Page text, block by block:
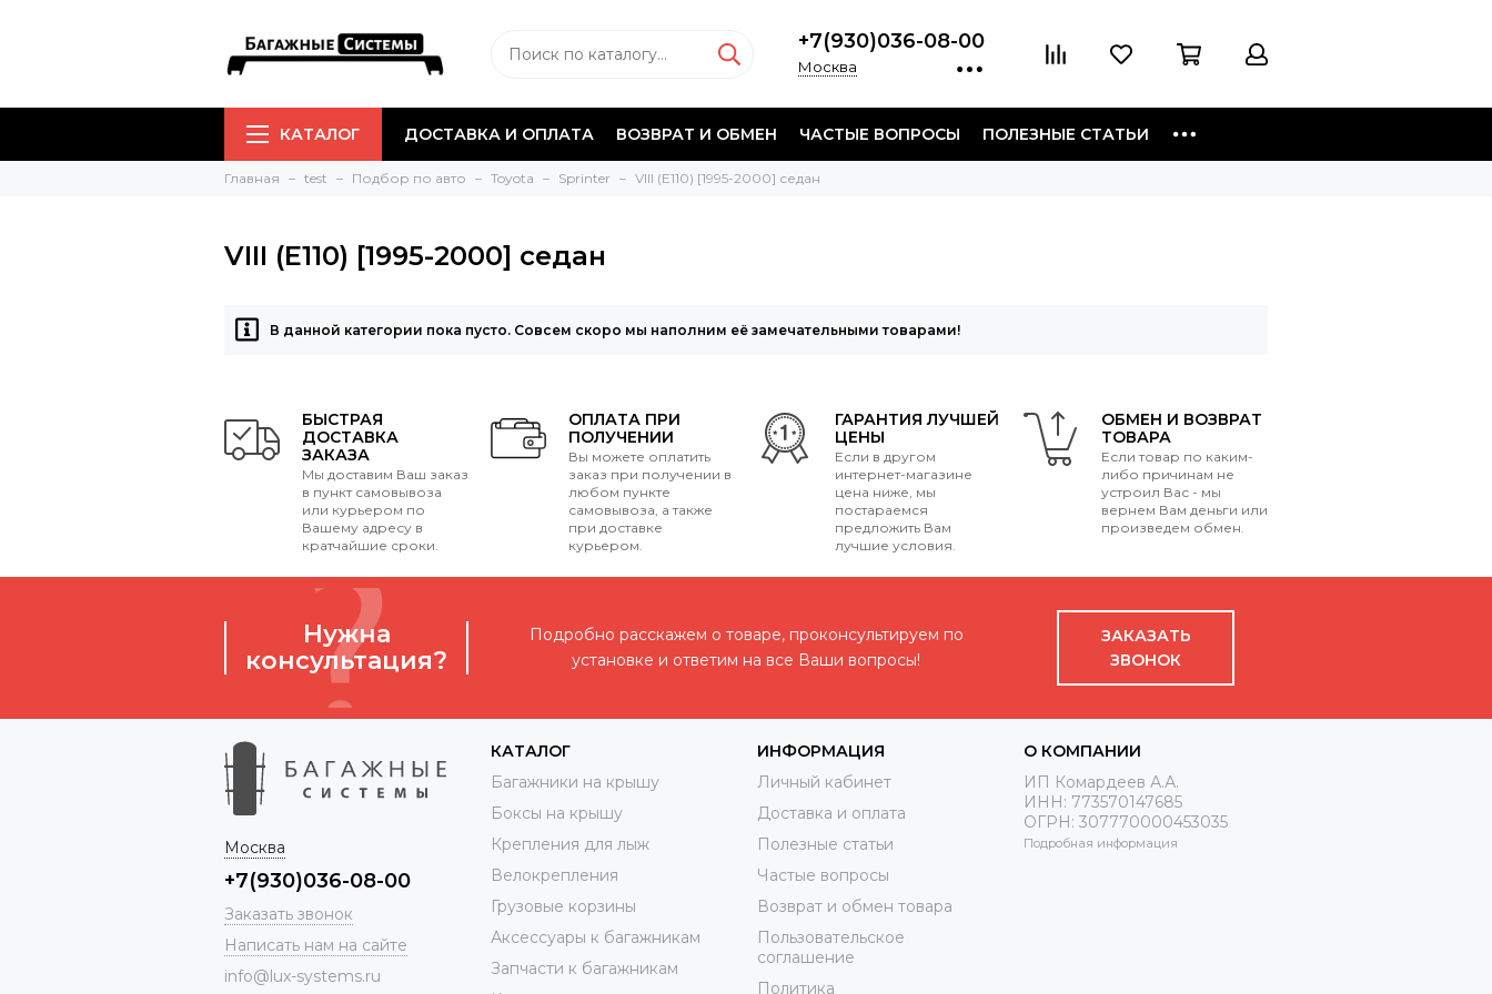
+7(930)036-08-00
Москва
КАТАЛОГ ДОСТАВКА И ОПЛАТА ВОЗВРАТ И ОБМЕН ЧАСТЫЕ ВОПРОСЫ ПОЛЕЗНЫЕ СТАТЬИ
Главная test Подбор по авто Toyota Sprinter VIII (E110) [1995-2000] седан
VIII (E110) [1995-2000] седан
В данной категории пока пусто. Совсем скоро мы наполним её замечательными товарами!
БЫСТРАЯ
ДОСТАВКА
ЗАКАЗА
Мы доставим Ваш заказ
в пункт самовывоза
или курьером по
Вашему адресу в
кратчайшие сроки.
ОПЛАТА ПРИ
ПОЛУЧЕНИИ
Вы можете оплатить
заказ при получении в
любом пункте
самовывоза, а также
при доставке
курьером.
ГАРАНТИЯ ЛУЧШЕЙ
ЦЕНЫ
Если в другом
интернет-магазине
цена ниже, мы
постараемся
предложить Вам
лучшие условия.
ОБМЕН И ВОЗВРАТ
ТОВАРА
Если товар по каким-
либо причинам не
устроил Вас - мы
вернем Вам деньги или
произведем обмен.
Нужна
консультация?
Подробно расскажем о товаре, проконсультируем по
установке и ответим на все Ваши вопросы!
ЗАКАЗАТЬ
ЗВОНОК
Москва
+7(930)036-08-00
Заказать звонок
Написать нам на сайте
info@lux-systems.ru
КАТАЛОГ
Багажники на крышу
Боксы на крышу
Крепления для лыж
Велокрепления
Грузовые корзины
Аксессуары к багажникам
Запчасти к багажникам
ИНФОРМАЦИЯ
Личный кабинет
Доставка и оплата
Полезные статьи
Частые вопросы
Возврат и обмен товара
Пользовательское
соглашение
Политика
О КОМПАНИИ
ИП Комардеев А.А.
ИНН: 773570147685
ОГРН: 307770000453035
Подробная информация